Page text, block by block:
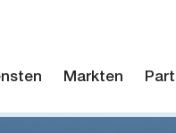
Markten